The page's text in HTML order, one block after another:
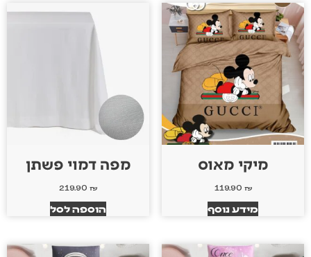
מיקי מאוס
119.90 ₪
מידע נוסף
מפה דמוי פשתן
219.90 ₪
הוספה לסל